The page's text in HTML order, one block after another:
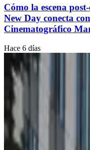
Cómo la escena
New Day conecta
Cinematográfico
Hace 6 días